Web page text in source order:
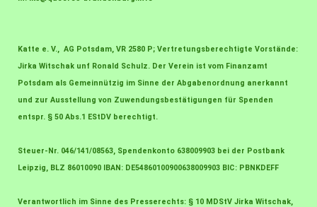
Katte e. V., AG Potsdam, VR 2580 P; Vertretungsberechtigte Vorstände:
Jirka Witschak unf Ronald Schulz. Der Verein ist vom Finanzamt
Potsdam als Gemeinnützig im Sinne der Abgabenordnung anerkannt
und zur Ausstellung von Zuwendungsbestätigungen für Spenden
entspr. § 50 Abs.1 EStDV berechtigt.
Steuer-Nr. 046/141/08563, Spendenkonto 638009903 bei der Postbank
Leipzig, BLZ 86010090 IBAN: DE54860100900638009903 BIC: PBNKDEFF
Verantwortlich im Sinne des Presserechts: § 10 MDStV Jirka Witschak,